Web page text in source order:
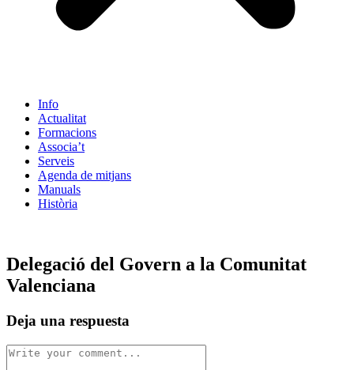
Info
Actualitat
Formacions
Associa’t
Serveis
Agenda de mitjans
Manuals
Història
Delegació del Govern a la Comunitat
Valenciana
Deja una respuesta